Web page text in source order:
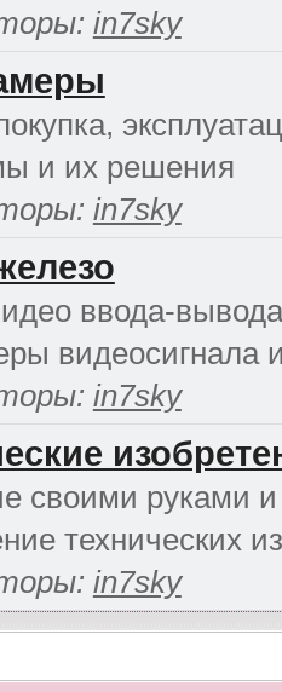
in7sky
и их решения
in7sky
ввода-
видеосигнала
in7sky
своими руками и
технических
in7sky